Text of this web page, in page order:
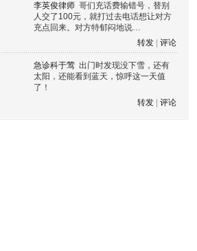
李英俊律师 哥们充话费输错号，替别
人交了100元，就打过去电话想让对方
充点回来。对方特郁闷地说…
转发
评论
急诊科于莺 出门时发现没下雪，还有
太阳，还能看到蓝天，惊呼这一天值
了！
转发
评论